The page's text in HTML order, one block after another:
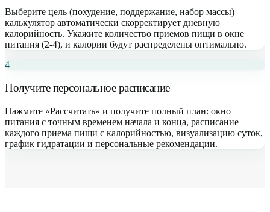
Выберите цель (похудение, поддержание, набор массы) —
калькулятор автоматически скорректирует дневную
калорийность. Укажите количество приемов пищи в окне
питания (2-4), и калории будут распределены оптимально.
4
Получите персональное расписание
Нажмите «Рассчитать» и получите полный план: окно
питания с точным временем начала и конца, расписание
каждого приема пищи с калорийностью, визуализацию суток,
график гидратации и персональные рекомендации.